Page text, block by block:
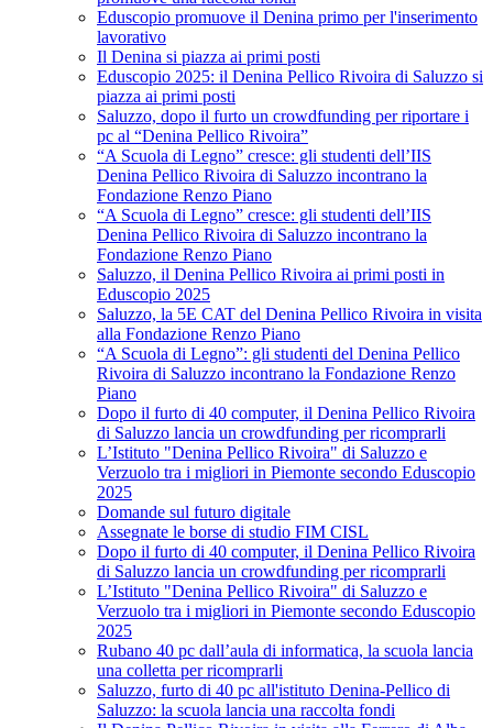
Eduscopio promuove il Denina primo per l'inserimento
lavorativo
Il Denina si piazza ai primi posti
Eduscopio 2025: il Denina Pellico Rivoira di Saluzzo si
piazza ai primi posti
Saluzzo, dopo il furto un crowdfunding per riportare i
pc al “Denina Pellico Rivoira”
“A Scuola di Legno” cresce: gli studenti dell’IIS
Denina Pellico Rivoira di Saluzzo incontrano la
Fondazione Renzo Piano
“A Scuola di Legno” cresce: gli studenti dell’IIS
Denina Pellico Rivoira di Saluzzo incontrano la
Fondazione Renzo Piano
Saluzzo, il Denina Pellico Rivoira ai primi posti in
Eduscopio 2025
Saluzzo, la 5E CAT del Denina Pellico Rivoira in visita
alla Fondazione Renzo Piano
“A Scuola di Legno”: gli studenti del Denina Pellico
Rivoira di Saluzzo incontrano la Fondazione Renzo
Piano
Dopo il furto di 40 computer, il Denina Pellico Rivoira
di Saluzzo lancia un crowdfunding per ricomprarli
L’Istituto "Denina Pellico Rivoira" di Saluzzo e
Verzuolo tra i migliori in Piemonte secondo Eduscopio
2025
Domande sul futuro digitale
Assegnate le borse di studio FIM CISL
Dopo il furto di 40 computer, il Denina Pellico Rivoira
di Saluzzo lancia un crowdfunding per ricomprarli
L’Istituto "Denina Pellico Rivoira" di Saluzzo e
Verzuolo tra i migliori in Piemonte secondo Eduscopio
2025
Rubano 40 pc dall’aula di informatica, la scuola lancia
una colletta per ricomprarli
Saluzzo, furto di 40 pc all'istituto Denina-Pellico di
Saluzzo: la scuola lancia una raccolta fondi